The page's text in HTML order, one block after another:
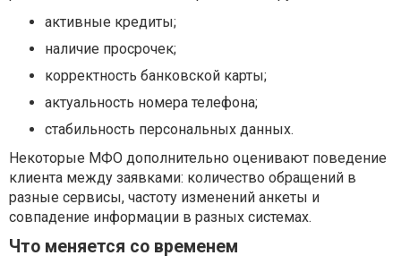
активные кредиты;
наличие просрочек;
корректность банковской карты;
актуальность номера телефона;
стабильность персональных данных.
Некоторые МФО дополнительно оценивают поведение
клиента между заявками: количество обращений в
разные сервисы, частоту изменений анкеты и
совпадение информации в разных системах.
Что меняется со временем